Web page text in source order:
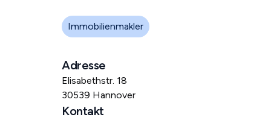
Immobilienmakler
Adresse
Elisabethstr. 18
30539 Hannover
Kontakt